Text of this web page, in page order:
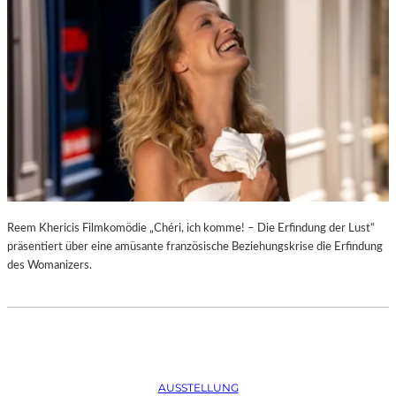
K
Ü
N
S
L
E
R
T
E
R
Reem Khericis Filmkomödie „Chéri, ich komme! – Die Erfindung der Lust“
präsentiert über eine amüsante französische Beziehungskrise die Erfindung
des Womanizers.
AUSSTELLUNG